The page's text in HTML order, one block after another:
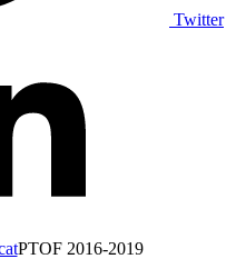
Twitter
PTOF 2016-2019